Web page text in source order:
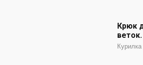
Крюк
веток.
Курилка